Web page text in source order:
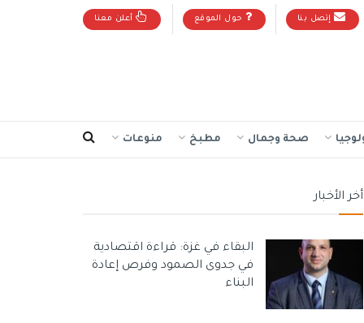
إتصل بنا حول الموقع أعلن معنا
صحة وجمال مطبخ منوعات
أخر الأخبار
البقاء في غزة: قراءة اقتصادية
في جدوى الصمود وفرص إعادة
البناء